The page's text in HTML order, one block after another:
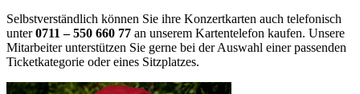
Selbstverständlich können Sie ihre Konzertkarten auch telefonisch
unter0711 – 550 660 77 an unserem Kartentelefon kaufen. Unsere
Mitarbeiter unterstützen Sie gerne bei der Auswahl einer passenden
Ticketkategorie oder eines Sitzplatzes.